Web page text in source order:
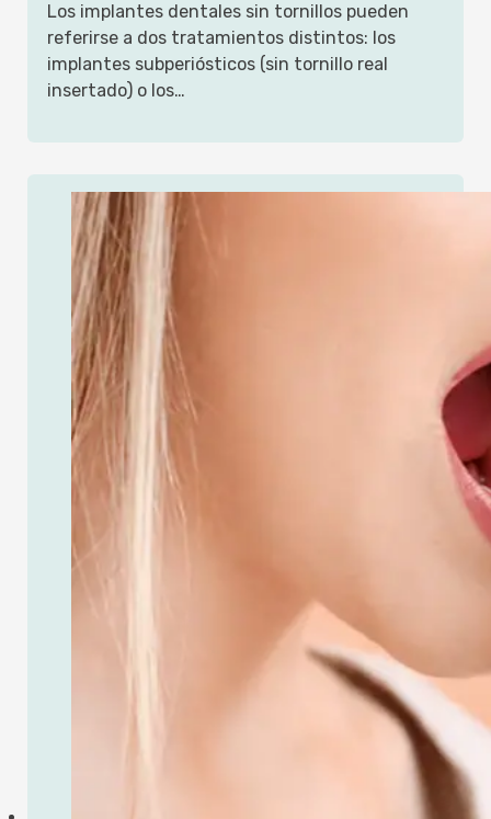
Los implantes dentales sin tornillos pueden
referirse a dos tratamientos distintos: los
implantes subperiósticos (sin tornillo real
insertado) o los…